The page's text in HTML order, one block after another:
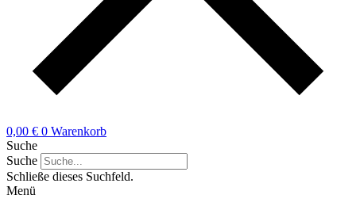
0,00 € 0 Warenkorb
Suche
Suche
Schließe dieses Suchfeld.
Menü